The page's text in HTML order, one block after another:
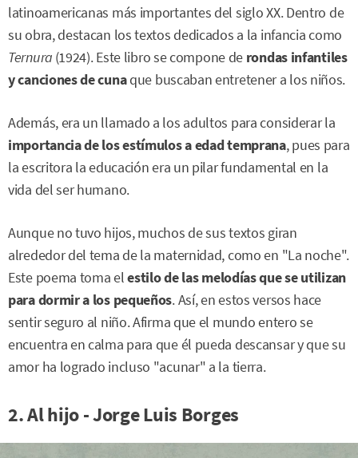
latinoamericanas más importantes del siglo XX. Dentro de
su obra, destacan los textos dedicados a la infancia como
Ternura (1924). Este libro se compone de rondas infantiles
y canciones de cunaque buscaban entretener a los niños.
Además, era un llamado a los adultos para considerar la
importancia de los estímulos a edad temprana, pues para
la escritora la educación era un pilar fundamental en la
vida del ser humano.
Aunque no tuvo hijos, muchos de sus textos giran
alrededor del tema de la maternidad, como en "La noche".
Este poema toma elestilo de las melodías que se utilizan
para dormir a los pequeños. Así, en estos versos hace
sentir seguro al niño. Afirma que el mundo entero se
encuentra en calma para que él pueda descansar y que su
amor ha logrado incluso "acunar" a la tierra.
2. Al hijo - Jorge Luis Borges